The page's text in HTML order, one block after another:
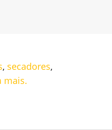
, secadores,
mais.